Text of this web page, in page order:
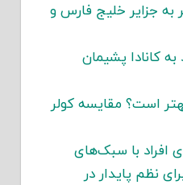
به جزایر خلیج فارس و
کانادا پشیمان
است؟ مقایسه کولر
افراد با سبک‌های
نظم پایدار در